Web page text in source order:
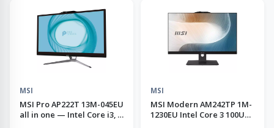
MSI
MSI Pro AP222T 13M-045EU
all in one — Intel Core i3, 8
MSI
MSI Modern AM242TP 1M-
1230EU Intel Core 3 100U